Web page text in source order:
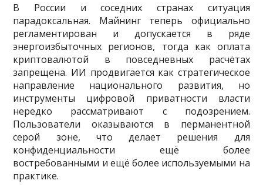
В России и соседних странах ситуация
парадоксальная. Майнинг теперь официально
регламентирован и допускается в ряде
энергоизбыточных регионов, тогда как оплата
криптовалютой в повседневных расчётах
запрещена. ИИ продвигается как стратегическое
направление национального развития, но
инструменты цифровой приватности власти
нередко рассматривают с подозрением.
Пользователи оказываются в перманентной
серой зоне, что делает решения для
конфиденциальности ещё более
востребованными и ещё более используемыми на
практике.